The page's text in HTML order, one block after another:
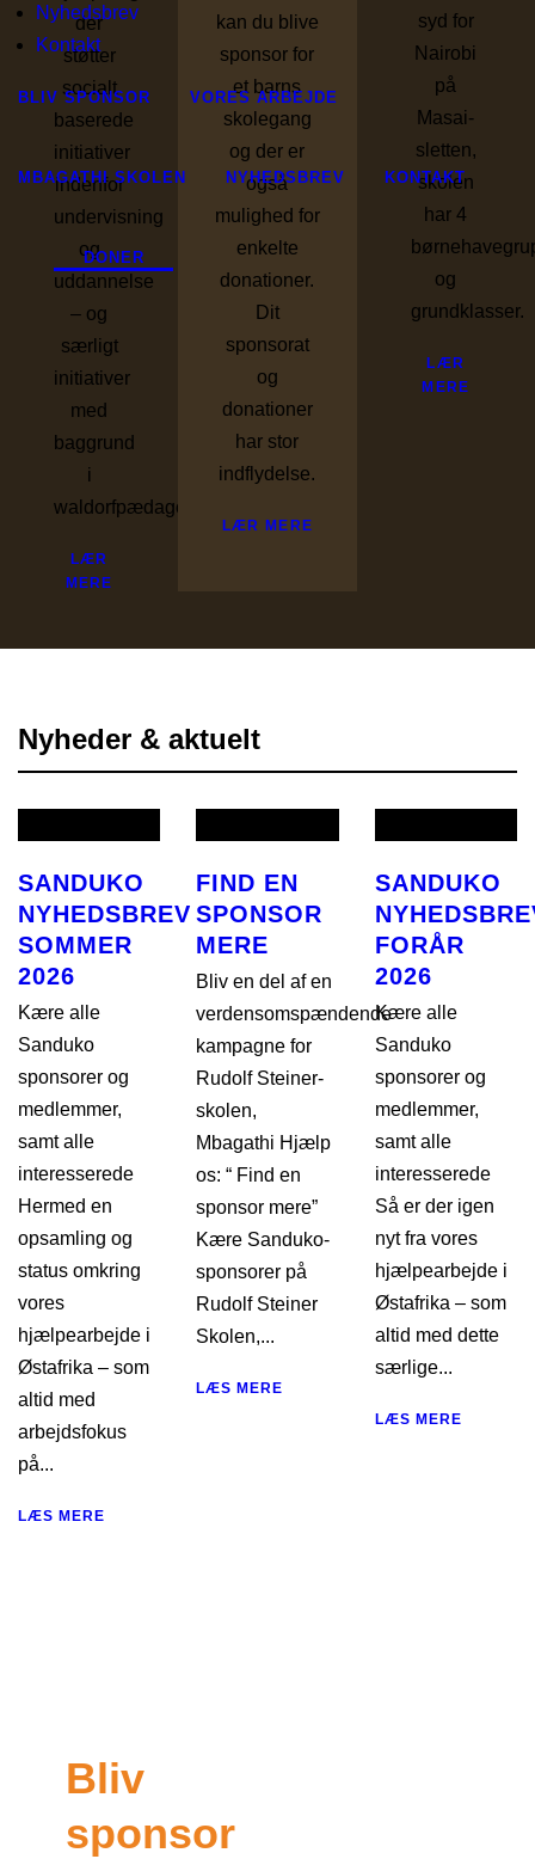
Nyhedsbrev
Kontakt
BLIV SPONSOR VORES ARBEJDE
MBAGATHI SKOLEN NYHEDSBREV KONTAKT
DONER
der
støtter
socialt
baserede
initiativer
indenfor
undervisning
og
uddannelse
– og
særligt
initiativer
med
baggrund
i
waldorfpædagogikken.
LÆR
MERE
kan du blive
sponsor for
et barns
skolegang
og der er
også
mulighed for
enkelte
donationer.
Dit
sponsorat
og
donationer
har stor
indflydelse.
LÆR MERE
syd for
Nairobi
på
Masai-
sletten,
skolen
har 4
og
grundklasser.
LÆR
MERE
Nyheder & aktuelt
SANDUKO
NYHEDSBREV
SOMMER
2026
Kære alle
Sanduko
sponsorer og
medlemmer,
samt alle
interesserede
Hermed en
opsamling og
status omkring
vores
hjælpearbejde i
Østafrika – som
altid med
arbejdsfokus
på...
LÆS MERE
FIND EN
SPONSOR
MERE
Bliv en del af en
verdensomspændende
kampagne for
Rudolf Steiner-
skolen,
Mbagathi Hjælp
os: “ Find en
sponsor mere”
Kære Sanduko-
sponsorer på
Rudolf Steiner
Skolen,...
LÆS MERE
SANDUKO
FORÅR
2026
Kære alle
Sanduko
sponsorer og
medlemmer,
samt alle
interesserede
Så er der igen
nyt fra vores
hjælpearbejde i
Østafrika – som
altid med dette
særlige...
LÆS MERE
Bliv
sponsor